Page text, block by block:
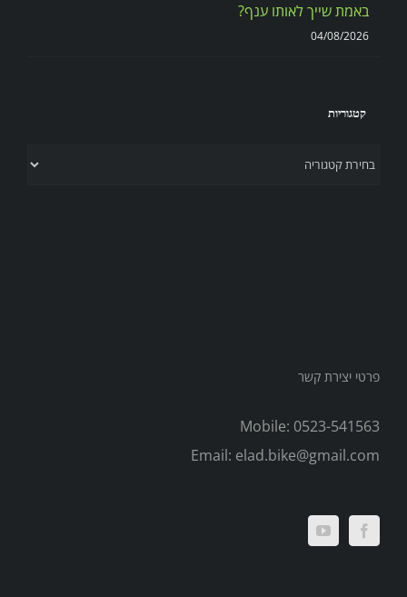
באמת שייך לאותו ענף?
04/08/2026
קטגוריות
קטגוריות
פרטי יצירת קשר
Mobile: 0523-541563
Email: elad.bike@gmail.com